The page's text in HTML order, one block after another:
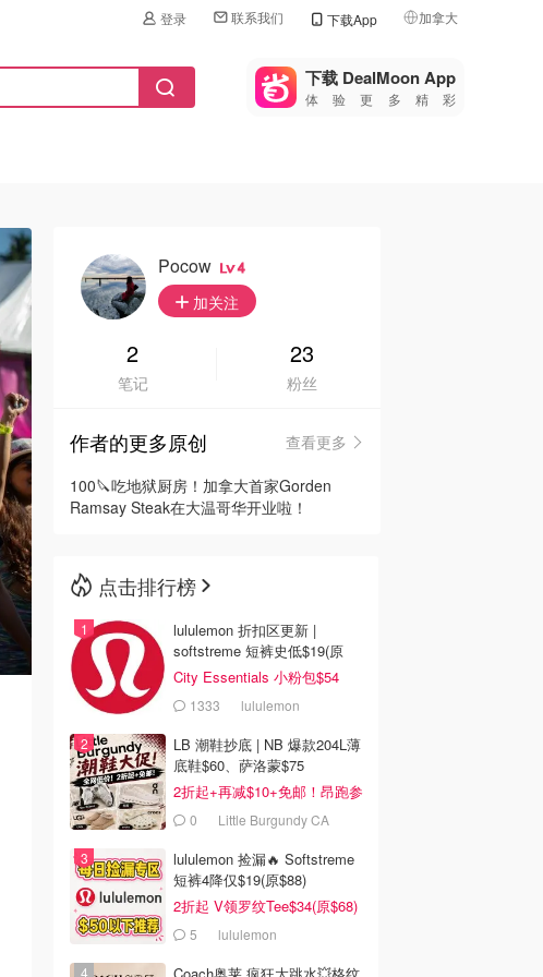
登录 联系我们 下载App 加拿大
🇺🇸
美国
🇨🇳中国
🇮🇹
🇦🇺
🇳🇿新西兰
下载 DealMoon App
体验更多精彩
Pocow 4
加关注
2
笔记
23
粉丝
作者的更多原创
查看更多
100🔪吃地狱厨房！加拿大首家Gorden
Ramsay Steak在大温哥华开业啦！
点击排行榜
lululemon 折扣区更新 |
softstreme 短裤史低$19(原
$88)
City Essentials 小粉包$54
1333 lululemon
LB 潮鞋抄底 | NB 爆款204L薄
底鞋$60、萨洛蒙$75
2折起+再减$10+免邮！昂跑参
加 0
Little Burgundy CA
lululemon 捡漏🔥 Softstreme
短裤4降仅$19(原$88)
2折起 V领罗纹Tee$34(原$68)
5 lululemon